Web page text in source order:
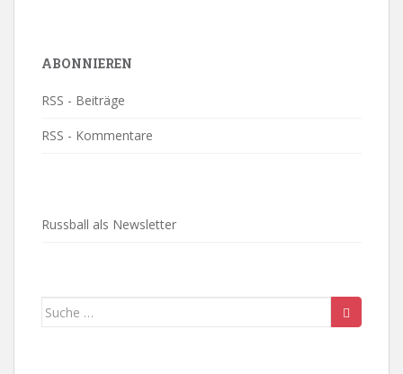
ABONNIEREN
RSS - Beiträge
RSS - Kommentare
Russball als Newsletter
Suche